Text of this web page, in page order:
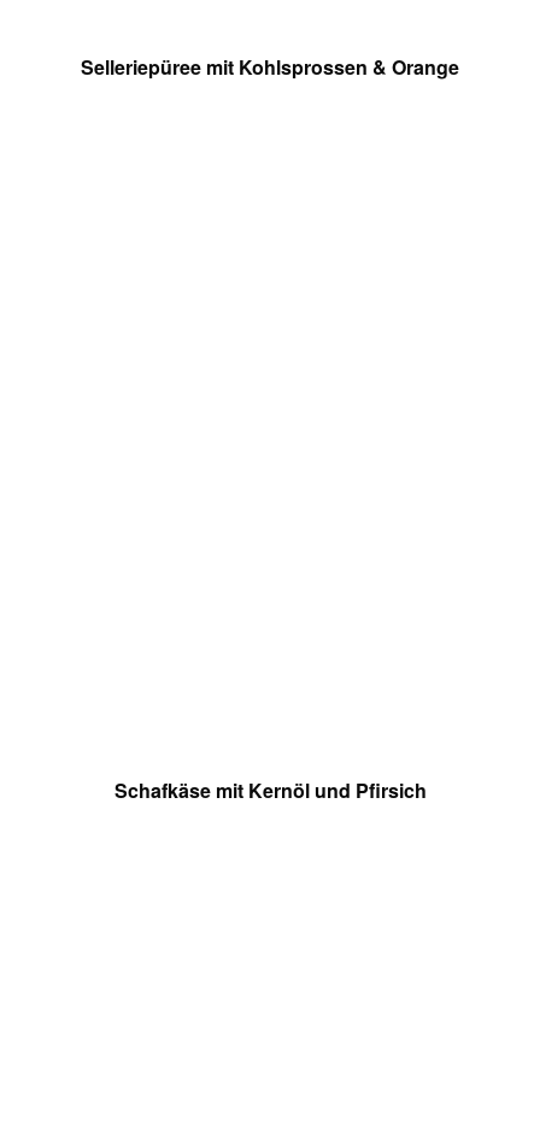
Selleriepüree mit Kohlsprossen & Orange
Schafkäse mit Kernöl und Pfirsich